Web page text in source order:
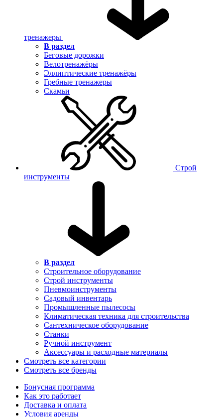
тренажеры
В раздел
Беговые дорожки
Велотренажёры
Эллиптические тренажёры
Гребные тренажеры
Скамьи
Строй
инструменты
В раздел
Строительное оборудование
Строй инструменты
Пневмоинструменты
Садовый инвентарь
Промышленные пылесосы
Климатическая техника для строительства
Сантехническое оборудование
Станки
Ручной инструмент
Аксессуары и расходные материалы
Смотреть все категории
Смотреть все бренды
Бонусная программа
Как это работает
Доставка и оплата
Условия аренды